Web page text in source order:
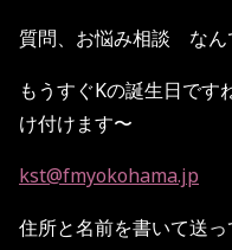
質問、お悩み相談 なん
もうすぐKの誕生日で
け付けます〜
kst@fmyokohama.jp
住所と名前を書いて送っ